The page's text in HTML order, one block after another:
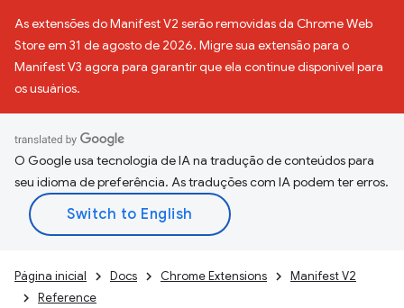
As extensões do Manifest V2 serão removidas da Chrome Web
Store em 31 de agosto de 2026. Migre sua extensão para o
Manifest V3 agora para garantir que ela continue disponível para
os usuários.
O Google usa tecnologia de IA na tradução de conteúdos para
seu idioma de preferência. As traduções com IA podem ter erros.
Página inicial Docs Chrome Extensions
Manifest V2
Reference